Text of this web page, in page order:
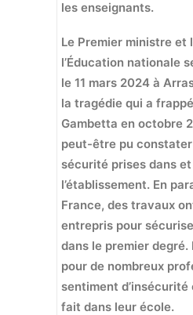
les enseignants.
Le Premier ministre et
l’Éducation nationale
le 11 mars 2024 à
la tragédie qui a
Gambetta en octobre
peut-être pu
sécurité prises dans
l’établissement. En
France, des travaux
entrepris pour
dans le premier
pour de nombreux
sentiment d’insécurité
fait dans leur école.